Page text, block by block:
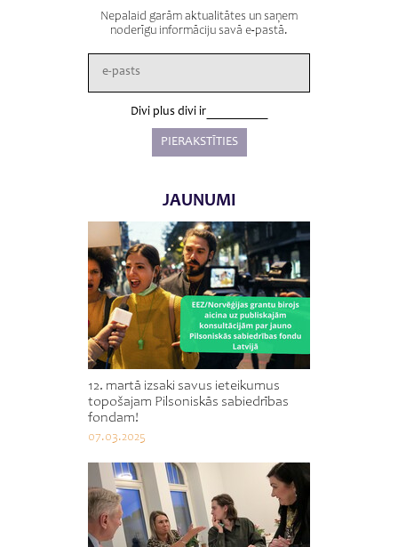
Nepalaid garām aktualitātes un saņem
noderīgu informāciju savā e-pastā.
Divi plus divi ir
JAUNUMI
12. martā izsaki savus ieteikumus
topošajam Pilsoniskās sabiedrības
fondam!
07.03.2025